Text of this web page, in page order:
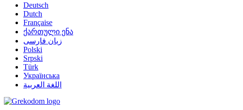
Deutsch
Dutch
Française
ქართული ენა
زبان فارسی
Polski
Srpski
Türk
Українська
اللغة العربية